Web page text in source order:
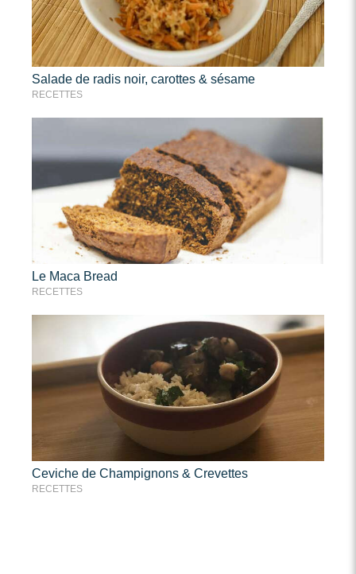
Salade de radis noir, carottes & sésame
RECETTES
Le Maca Bread
RECETTES
Ceviche de Champignons & Crevettes
RECETTES